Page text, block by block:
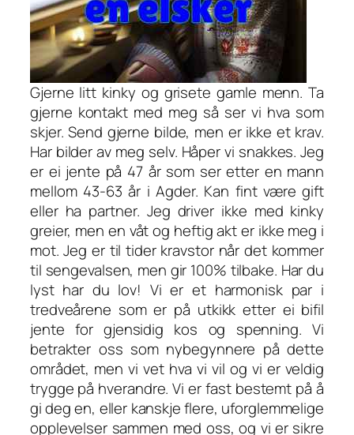
Gjerne litt kinky og grisete gamle menn. Ta
gjerne kontakt med meg så ser vi hva som
skjer. Send gjerne bilde, men er ikke et krav.
Har bilder av meg selv. Håper vi snakkes. Jeg
er ei jente på 47 år som ser etter en mann
mellom 43-63 år i Agder. Kan fint være gift
eller ha partner. Jeg driver ikke med kinky
greier, men en våt og heftig akt er ikke meg i
mot. Jeg er til tider kravstor når det kommer
til sengevalsen, men gir 100% tilbake. Har du
lyst har du lov! Vi er et harmonisk par i
tredveårene som er på utkikk etter ei bifil
jente for gjensidig kos og spenning. Vi
betrakter oss som nybegynnere på dette
området, men vi vet hva vi vil og vi er veldig
trygge på hverandre. Vi er fast bestemt på å
gi deg en, eller kanskje flere, uforglemmelige
opplevelser sammen med oss, og vi er sikre